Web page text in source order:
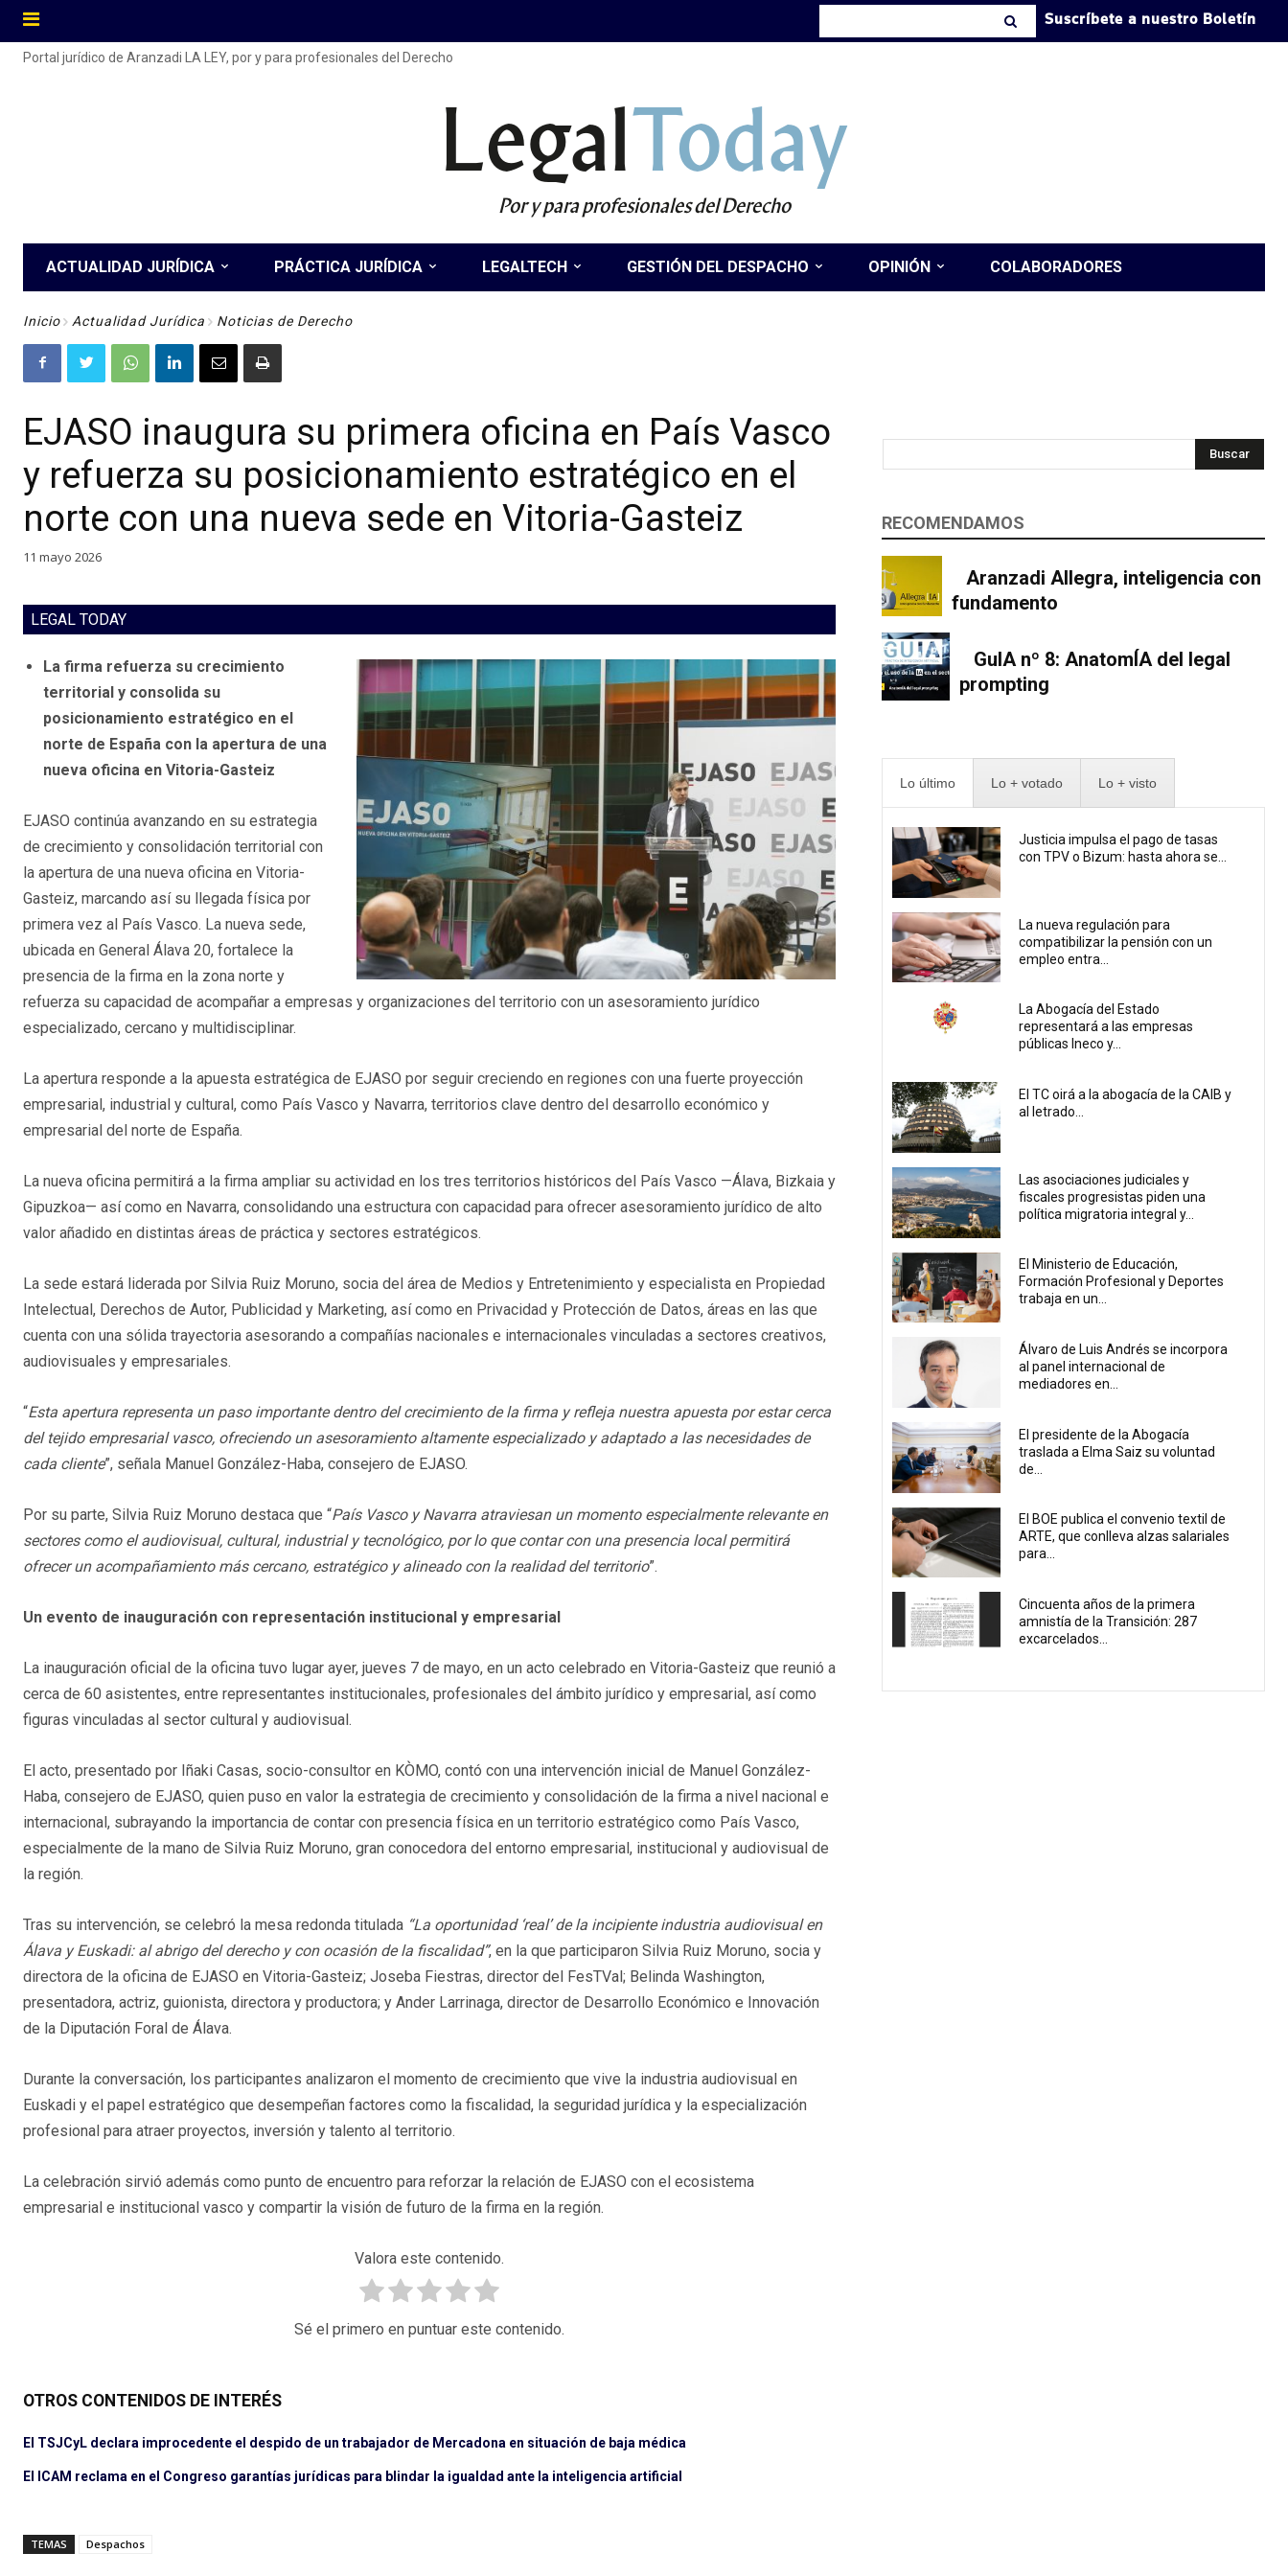
Suscríbete a nuestro Boletín
Portal jurídico de Aranzadi LA LEY, por y para profesionales del Derecho
LegalToday
Por y para profesionales del Derecho
ACTUALIDAD JURÍDICA PRÁCTICA JURÍDICA LEGALTECH GESTIÓN DEL DESPACHO OPINIÓN COLABORADORES
Inicio Actualidad Jurídica Noticias de Derecho
EJASO inaugura su primera oficina en País Vasco
y refuerza su posicionamiento estratégico en el
norte con una nueva sede en Vitoria-Gasteiz
11 mayo 2026
LEGAL TODAY
La firma refuerza su crecimiento
territorial y consolida su
posicionamiento estratégico en el
norte de España con la apertura de una
nueva oficina en Vitoria-Gasteiz
EJASO continúa avanzando en su estrategia
de crecimiento y consolidación territorial con
la apertura de una nueva oficina en Vitoria-
Gasteiz, marcando así su llegada física por
primera vez al País Vasco. La nueva sede,
ubicada en General Álava 20, fortalece la
presencia de la firma en la zona norte y
refuerza su capacidad de acompañar a empresas y organizaciones del territorio con un asesoramiento jurídico
especializado, cercano y multidisciplinar.
La apertura responde a la apuesta estratégica de EJASO por seguir creciendo en regiones con una fuerte proyección
empresarial, industrial y cultural, como País Vasco y Navarra, territorios clave dentro del desarrollo económico y
empresarial del norte de España.
La nueva oficina permitirá a la firma ampliar su actividad en los tres territorios históricos del País Vasco —Álava, Bizkaia y
Gipuzkoa— así como en Navarra, consolidando una estructura con capacidad para ofrecer asesoramiento jurídico de alto
valor añadido en distintas áreas de práctica y sectores estratégicos.
La sede estará liderada por Silvia Ruiz Moruno, socia del área de Medios y Entretenimiento y especialista en Propiedad
Intelectual, Derechos de Autor, Publicidad y Marketing, así como en Privacidad y Protección de Datos, áreas en las que
cuenta con una sólida trayectoria asesorando a compañías nacionales e internacionales vinculadas a sectores creativos,
audiovisuales y empresariales.
“Esta apertura representa un paso importante dentro del crecimiento de la firma y refleja nuestra apuesta por estar cerca
del tejido empresarial vasco, ofreciendo un asesoramiento altamente especializado y adaptado a las necesidades de
cada cliente”, señala Manuel González-Haba, consejero de EJASO.
Por su parte, Silvia Ruiz Moruno destaca que “País Vasco y Navarra atraviesan un momento especialmente relevante en
sectores como el audiovisual, cultural, industrial y tecnológico, por lo que contar con una presencia local permitirá
ofrecer un acompañamiento más cercano, estratégico y alineado con la realidad del territorio”.
Un evento de inauguración con representación institucional y empresarial
La inauguración oficial de la oficina tuvo lugar ayer, jueves 7 de mayo, en un acto celebrado en Vitoria-Gasteiz que reunió a
cerca de 60 asistentes, entre representantes institucionales, profesionales del ámbito jurídico y empresarial, así como
figuras vinculadas al sector cultural y audiovisual.
El acto, presentado por Iñaki Casas, socio-consultor en KÒMO, contó con una intervención inicial de Manuel González-
Haba, consejero de EJASO, quien puso en valor la estrategia de crecimiento y consolidación de la firma a nivel nacional e
internacional, subrayando la importancia de contar con presencia física en un territorio estratégico como País Vasco,
especialmente de la mano de Silvia Ruiz Moruno, gran conocedora del entorno empresarial, institucional y audiovisual de
la región.
Tras su intervención, se celebró la mesa redonda titulada “La oportunidad ‘real’ de la incipiente industria audiovisual en
Álava y Euskadi: al abrigo del derecho y con ocasión de la fiscalidad”, en la que participaron Silvia Ruiz Moruno, socia y
directora de la oficina de EJASO en Vitoria-Gasteiz; Joseba Fiestras, director del FesTVal; Belinda Washington,
presentadora, actriz, guionista, directora y productora; y Ander Larrinaga, director de Desarrollo Económico e Innovación
de la Diputación Foral de Álava.
Durante la conversación, los participantes analizaron el momento de crecimiento que vive la industria audiovisual en
Euskadi y el papel estratégico que desempeñan factores como la fiscalidad, la seguridad jurídica y la especialización
profesional para atraer proyectos, inversión y talento al territorio.
La celebración sirvió además como punto de encuentro para reforzar la relación de EJASO con el ecosistema
empresarial e institucional vasco y compartir la visión de futuro de la firma en la región.
Valora este contenido.
Sé el primero en puntuar este contenido.
OTROS CONTENIDOS DE INTERÉS
El TSJCyL declara improcedente el despido de un trabajador de Mercadona en situación de baja médica
El ICAM reclama en el Congreso garantías jurídicas para blindar la igualdad ante la inteligencia artificial
TEMAS Despachos
Buscar
RECOMENDAMOS
Aranzadi Allegra, inteligencia con
fundamento
GuIA nº 8: AnatomÍA del legal
prompting
Lo último Lo + votado Lo + visto
Justicia impulsa el pago de tasas
con TPV o Bizum: hasta ahora se...
La nueva regulación para
compatibilizar la pensión con un
empleo entra...
La Abogacía del Estado
representará a las empresas
públicas Ineco y...
El TC oirá a la abogacía de la CAIB y
al letrado...
Las asociaciones judiciales y
fiscales progresistas piden una
política migratoria integral y...
El Ministerio de Educación,
Formación Profesional y Deportes
trabaja en un...
Álvaro de Luis Andrés se incorpora
al panel internacional de
mediadores en...
El presidente de la Abogacía
traslada a Elma Saiz su voluntad
de...
El BOE publica el convenio textil de
ARTE, que conlleva alzas salariales
para...
Cincuenta años de la primera
amnistía de la Transición: 287
excarcelados...